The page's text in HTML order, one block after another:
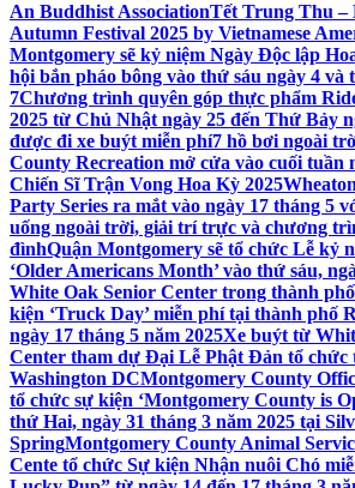
An Buddhist AssociationTết Trung Thu –
Autumn Festival 2025 by Vietnamese
Montgomery sẽ kỷ niệm Ngày Độc lập
hội bắn pháo bông vào thứ sáu ngày 4 và
7Chương trình quyên góp thực phẩm
2025 từ Chủ Nhật ngày 25 đến Thứ Bảy
được đi xe buýt miễn phí7 hồ bơi ngoài
County Recreation mở cửa vào cuối tuần
Chiến Sĩ Trận Vong Hoa Kỳ 2025
Party Series ra mắt vào ngày 17 tháng 5
uống ngoài trời, giải trí trực và chương
đìnhQuận Montgomery sẽ tổ chức Lễ kỷ
‘Older Americans Month’ vào thứ sáu,
White Oak Senior Center trong thành
kiện ‘Truck Day’ miễn phí tại thành phố
ngày 17 tháng 5 năm 2025Xe buýt từ
Center tham dự Đại Lễ Phật Đản tổ
Washington DCMontgomery County
tổ chức sự kiện ‘Montgomery County is
thứ Hai, ngày 31 tháng 3 năm 2025 tại
SpringMontgomery County Animal
Cente tổ chức Sự kiện Nhận nuôi Chó